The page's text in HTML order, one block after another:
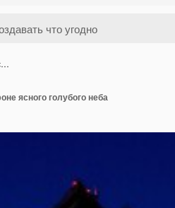
ясного голубого неба